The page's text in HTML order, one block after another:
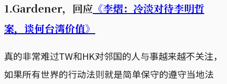
1.Gardener，回应 《李熠：冷淡对待李明哲
案，谈何台湾价值》
真的非常难过TW和HK对邻国的人与事越来越不关注，
如果所有世界的行动法则就是简单保守的遵守当地法